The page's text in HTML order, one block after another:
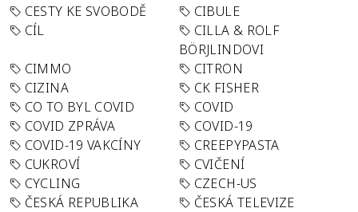
CESTY KE SVOBODĚ
CIBULE
CÍL
CILLA & ROLF
BÖRJLINDOVI
CIMMO
CITRON
CIZINA
CK FISHER
CO TO BYL COVID
COVID
COVID ZPRÁVA
COVID-19
COVID-19 VAKCÍNY
CREEPYPASTA
CUKROVÍ
CVIČENÍ
CYCLING
CZECH-US
ČESKÁ REPUBLIKA
ČESKÁ TELEVIZE